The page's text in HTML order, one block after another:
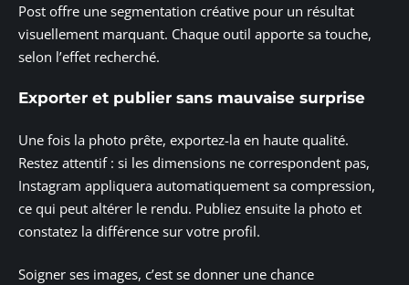
Post offre une segmentation créative pour un résultat
visuellement marquant. Chaque outil apporte sa touche,
selon l’effet recherché.
Exporter et publier sans mauvaise surprise
Une fois la photo prête, exportez-la en haute qualité.
Restez attentif : si les dimensions ne correspondent pas,
Instagram appliquera automatiquement sa compression,
ce qui peut altérer le rendu. Publiez ensuite la photo et
constatez la différence sur votre profil.
Soigner ses images, c’est se donner une chance